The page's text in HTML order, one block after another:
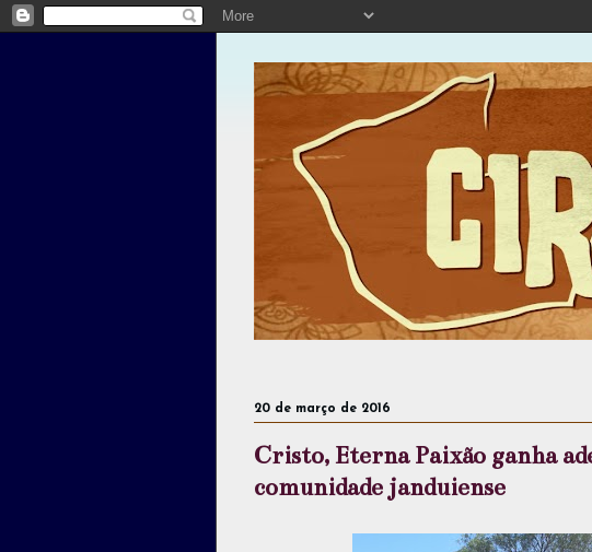
20 de março de 2016
Cristo, Eterna Paixão ganha
comunidade janduiense